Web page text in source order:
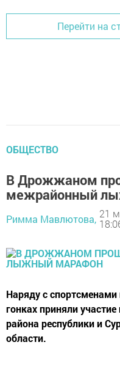
Перейти на
ОБЩЕСТВО
В Дрожжаном
межрайонный
Римма Мавлютова, 21
Наряду с
гонках приняли
района республики и
области.